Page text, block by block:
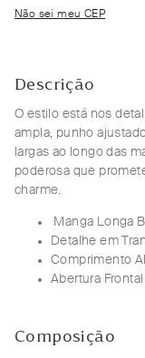
Não sei meu CEP
Descrição
O estilo está nos
ampla, punho
largas ao longo das
poderosa que
charme.
Manga Longa
Detalhe em
Comprimento
Abertura Frontal
Composição